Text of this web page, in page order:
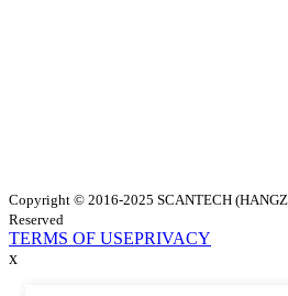
Copyright © 2016-2025 SCANTECH
Reserved
TERMS OF USEPRIVACY
x